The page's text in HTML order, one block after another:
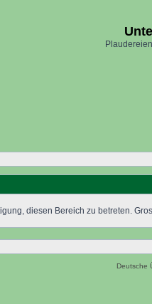
diesen Bereich zu betreten.
Deutsche